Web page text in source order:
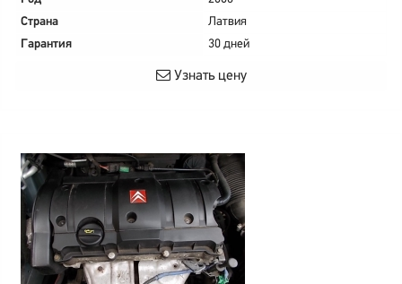
Страна
Латвия
Гарантия
30 дней
Узнать цену